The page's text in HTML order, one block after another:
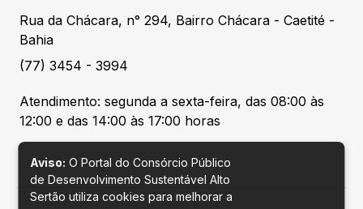
Rua da Chácara, n° 294, Bairro Chácara - Caetité -
Bahia
(77) 3454 - 3994
Atendimento: segunda a sexta-feira, das 08:00 às
12:00 e das 14:00 às 17:00 horas
Aviso: O Portal do Consórcio Público
de Desenvolvimento Sustentável Alto
Sertão utiliza cookies para melhorar a